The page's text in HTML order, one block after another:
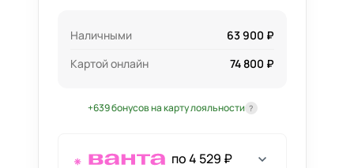
Наличными
63 900 ₽
Картой онлайн
74 800 ₽
+639 бонусов на карту лояльности ?
по 4 529 ₽